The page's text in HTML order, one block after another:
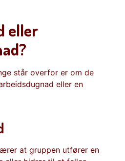
eller
står overfor er om de
eller en
at gruppen utfører en